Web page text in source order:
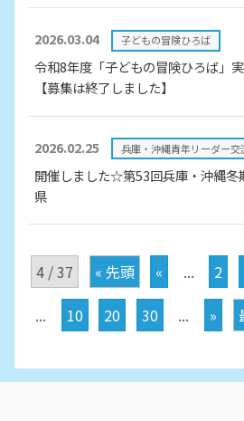
2026.03.04 子どもの冒険ひろば
令和8年度「子どもの冒険ひろば」
【募集は終了しました】
2026.02.25 兵庫・沖縄青年リーダー交
開催しました☆第53回兵庫・沖縄冬
県
4 / 37 « 先頭 « ... 2
...
10 20 30 ... »